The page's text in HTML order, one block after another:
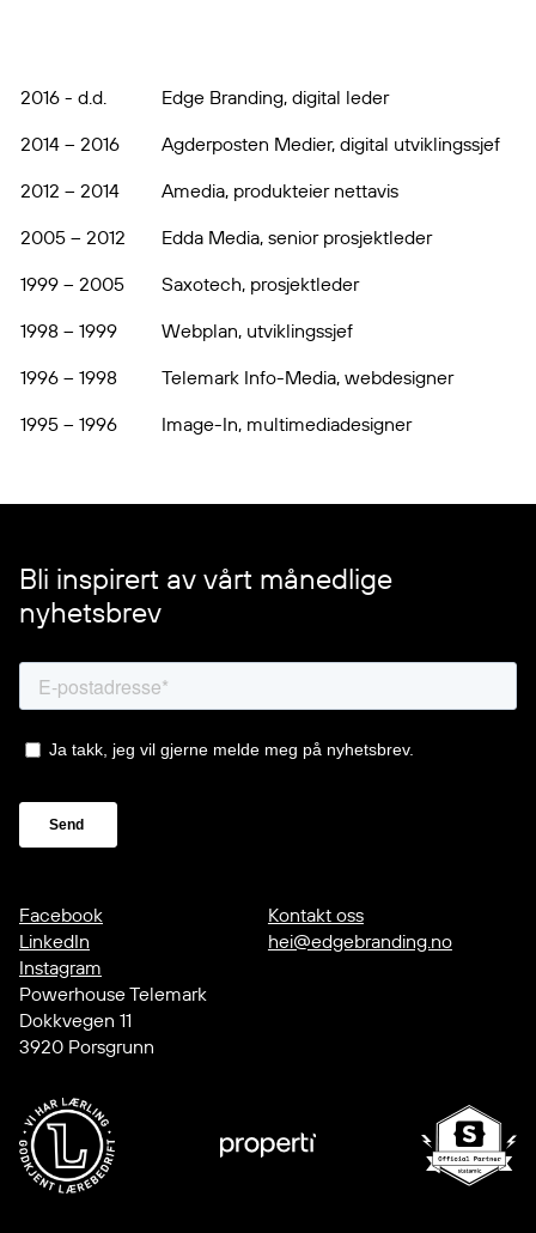
2016 - d.d.
Edge Branding, digital leder
2014 – 2016
Agderposten Medier, digital utviklingssjef
2012 – 2014
Amedia, produkteier nettavis
2005 – 2012
Edda Media, senior prosjektleder
1999 – 2005
Saxotech, prosjektleder
1998 – 1999
Webplan, utviklingssjef
1996 – 1998
Telemark Info-Media, webdesigner
1995 – 1996
Image-In, multimediadesigner
Bli inspirert av vårt månedlige
nyhetsbrev
Facebook
LinkedIn
Instagram
Kontakt oss
hei@edgebranding.no
Powerhouse Telemark
Dokkvegen 11
3920 Porsgrunn